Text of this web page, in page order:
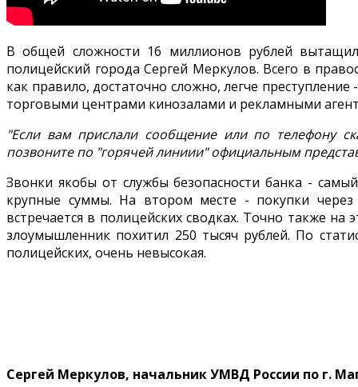
В общей сложности 16 миллионов рублей
полицейский города Сергей Меркулов. Всего в
как правило, достаточно сложно, легче
торговыми центрами кинозалами и рекламными
"Если вам прислали сообщение или по телефону
позвоните по "горячей линиии" официальным
Звонки якобы от службы безопасности банка -
крупные суммы. На втором месте - покупки
встречается в полицейских сводках. Точно также
злоумышленник похитил 250 тысяч рублей. По
полицейских, очень невысокая.
Сергей Меркулов, начальник УМВД России по г.